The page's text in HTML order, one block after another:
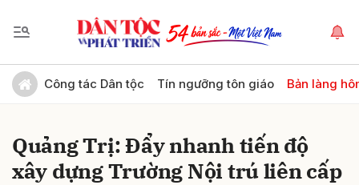
Công tác Dân tộc Tín ngưỡng tôn giáo Bản làng
Quảng Trị: Đẩy nhanh tiến độ
xây dựng Trường Nội trú liên cấp
Gửi bình luận